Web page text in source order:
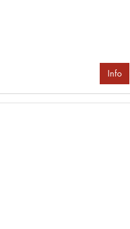
Info